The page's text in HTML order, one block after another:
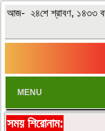
আজ- ২৪শে শ্রাবণ, ১৪৩৩
MENU
সময় শিরোনাম: